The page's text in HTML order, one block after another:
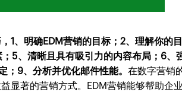
1、明确EDM营销的目标；2、理解你的
5、清晰且具有吸引力的内容布局；6、
；9、分析并优化邮件性能。在数字营销
显著的营销方式。EDM营销能够帮助企